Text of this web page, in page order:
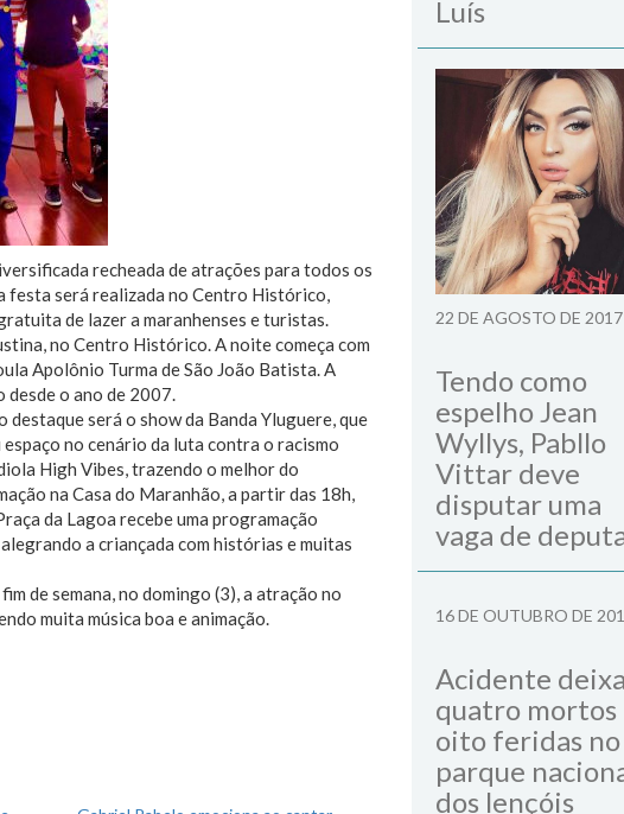
recheada de atrações para todos os
festa será realizada no Centro Histórico,
de lazer a maranhenses e turistas.
no Centro Histórico. A noite começa com
Apolônio Turma de São João Batista. A
o ano de 2007.
será o show da Banda Yluguere, que
no cenário da luta contra o racismo
High Vibes, trazendo o melhor do
na Casa do Maranhão, a partir das 18h,
da Lagoa recebe uma programação
a criançada com histórias e muitas
de semana, no domingo (3), a atração no
muita música boa e animação.
Luís
22 DE AGOSTO DE 2017
Tendo como
espelho Jean
Wyllys, Pabllo
Vittar deve
disputar uma
vaga de
16 DE OUTUBRO DE
Acidente
quatro mortos
oito feridas no
parque
dos lençóis